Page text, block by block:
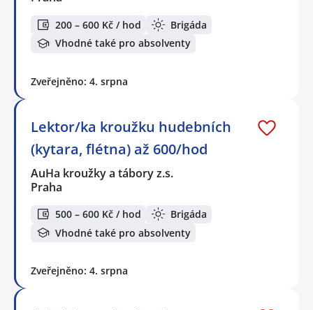
200 – 600 Kč / hod
Brigáda
Vhodné také pro absolventy
Zveřejněno: 4. srpna
Lektor/ka kroužku hudebních
(kytara, flétna) až 600/hod
AuHa kroužky a tábory z.s.
Praha
500 – 600 Kč / hod
Brigáda
Vhodné také pro absolventy
Zveřejněno: 4. srpna